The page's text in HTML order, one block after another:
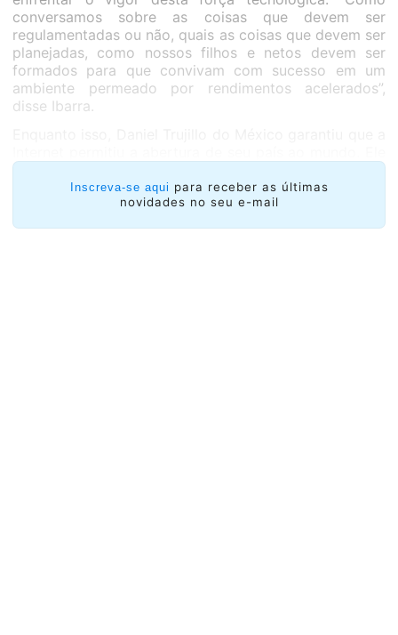
conversamos sobre as coisas que devem ser
regulamentadas ou não, quais as coisas que devem ser
planejadas, como nossos filhos e netos devem ser
formados para que convivam com sucesso em um
ambiente permeado por rendimentos acelerados”,
disse Ibarra.
contou uma anedota de 30 anos atrás, quando o
Tecnológico de Monterrey foi inaugurado e fizeram
uma demonstração do funcionamento da Internet ao
então presidente mexicano Carlos Salinas. “Depois
Inscreva-se aqui para receber as últimas
novidades no seu e-mail